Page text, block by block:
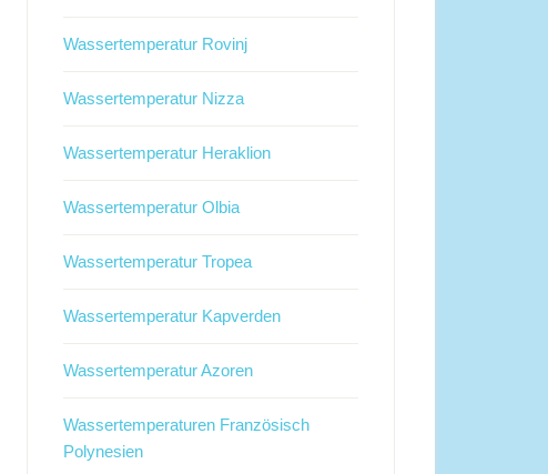
Wassertemperatur Rovinj
Wassertemperatur Nizza
Wassertemperatur Heraklion
Wassertemperatur Olbia
Wassertemperatur Tropea
Wassertemperatur Kapverden
Wassertemperatur Azoren
Wassertemperaturen Französisch
Polynesien